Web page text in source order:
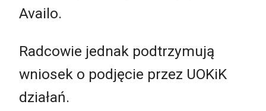
Availo.
Radcowie jednak podtrzymują
wniosek o podjęcie przez UOKiK
działań.